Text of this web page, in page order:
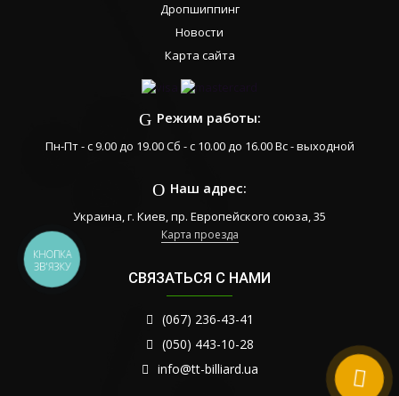
Дропшиппинг
Новости
Карта сайта
Режим работы:
Пн-Пт - с 9.00 до 19.00 Сб - с 10.00 до 16.00 Вс - выходной
Наш адрес:
Украина, г. Киев, пр. Европейского союза, 35
Карта проезда
СВЯЗАТЬСЯ С НАМИ
(067) 236-43-41
(050) 443-10-28
info@tt-billiard.ua
КНОПКА
ЗВ'ЯЗКУ